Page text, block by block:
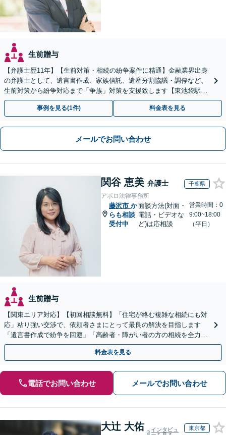
生前贈与
【弁護士歴11年】【生前対策・相続の紛争案件に精通】金融業界出身
の弁護士として、遺言書作成、家族信託、遺産分割協議・調停など、
生前対策から紛争対応まで「争族」対策を支援致します【東池袋駅2
分】【初回面談無料】
事例を見る(1件) 料金表を見る
メールでお問い合わせ
関谷 恵美 弁護士 千葉県
アポロ法律事務所
藤沢市 か
らも相談
受付中
面談方法(対面・
電話・ビデオな
ど)は応相談
営業時間：0
9:00~18:00
（平日）
生前贈与
【関東エリア対応】【初回相談無料】「住宅が絡む複雑な相続にも対
応」粘り強い交渉で、依頼者さまにとって最良の解決を目指します
「遺言書作成で紛争を回避」「高齢者・障がい者の方の相続を全力サ
ポート」【全国出張】【完全個室制】【バリアフリー対応】
料金表を見る
電話でお問い合わせ メールでお問い合わせ
大辻 大佑
インタビュ
東京都